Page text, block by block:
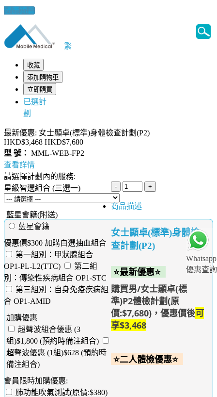
健康錦囊
Whatsapp
優惠查詢
繁
收藏
添加購物車
立即購買
已選計
劃
最新優惠: 女士顯卓(標準)身體檢查計劃(P2)
HKD$3,468 HKD$7,680
型 號： MML-WEB-FP2
查看詳情
請選擇計劃內的服務:
星級智選組合 (三選一)
藍星會籍(附送)
藍星會籍
優惠價$300 加購自選抽血組合
第一組別：甲狀腺組合
OP1-PL-L2(TTC)
第二組
別：傳染性疾病組合 OP1-STC
第三組別：自身免疫疾病組
合 OP1-AMID
加購優惠
超聲波組合優惠 (3
組)$1,800 (預約時備注組合)
超聲波優惠 (1組)$628 (預約時
備注組合)
會員限時加購優惠:
肺功能吹氣測試(原價:$380)
商品描述
女士顯卓(標準)身體檢
查計劃(P2)
⭐最新優惠⭐
購買男/女士顯卓(標
準)P2體檢計劃(原
價:$7,680)，優惠價後可
享$3,468
⭐二人體檢優惠⭐